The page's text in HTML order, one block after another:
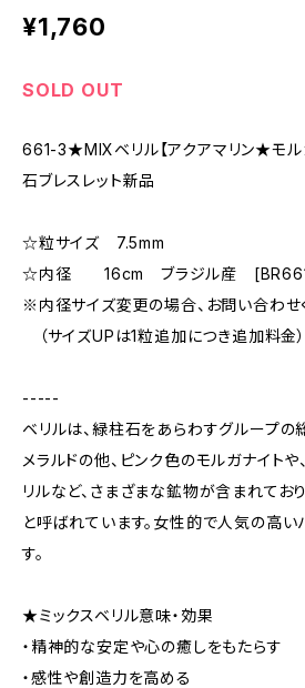
¥1,760
SOLD OUT
661-3★MIXベリル【アクアマリン★モル
石ブレスレット新品
☆粒サイズ 7.5mm
☆内径 16cm ブラジル産
※内径サイズ変更の場合、お問い合わせ
（サイズUPは1粒追加につき追加料金）
-----
ベリルは、緑柱石をあらわすグループの
メラルドの他、ピンク色のモルガナイト
リルなど、さまざまな鉱物が含まれてお
と呼ばれています。女性的で人気の高い
す。
★ミックスベリル意味・効果
・精神的な安定や心の癒しをもたらす
・感性や創造力を高める